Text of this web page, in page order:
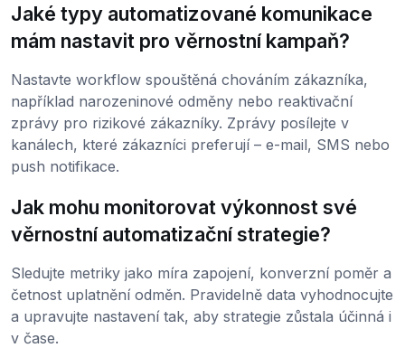
Jaké typy automatizované komunikace
mám nastavit pro věrnostní kampaň?
Nastavte workflow spouštěná chováním zákazníka,
například narozeninové odměny nebo reaktivační
zprávy pro rizikové zákazníky. Zprávy posílejte v
kanálech, které zákazníci preferují – e-mail, SMS nebo
push notifikace.
Jak mohu monitorovat výkonnost své
věrnostní automatizační strategie?
Sledujte metriky jako míra zapojení, konverzní poměr a
četnost uplatnění odměn. Pravidelně data vyhodnocujte
a upravujte nastavení tak, aby strategie zůstala účinná i
v čase.